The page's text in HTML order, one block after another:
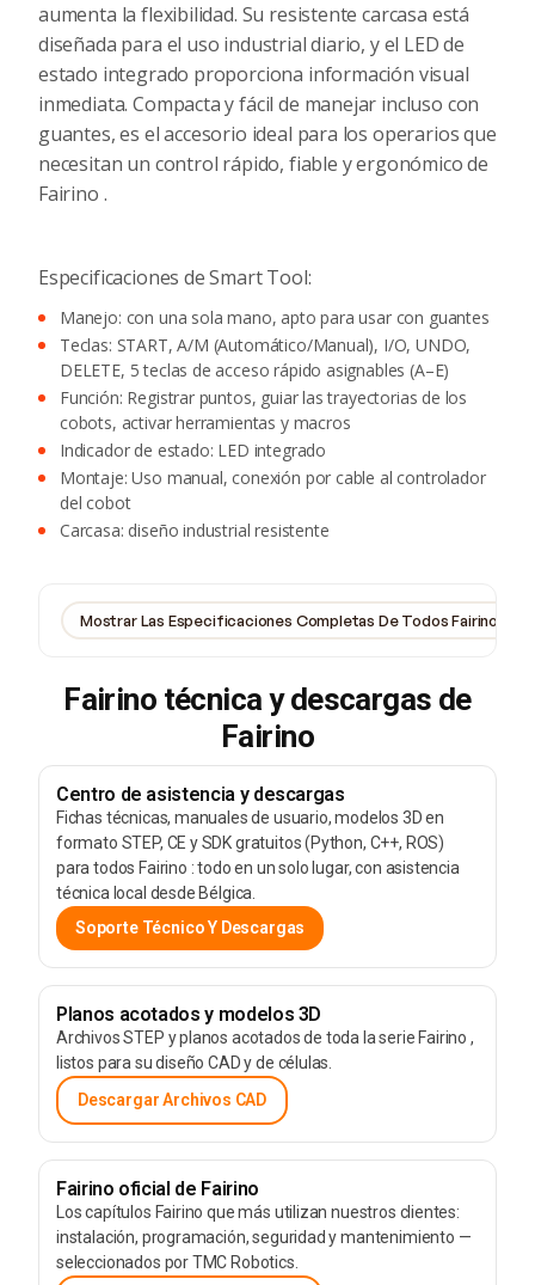
aumenta la flexibilidad. Su resistente carcasa está
diseñada para el uso industrial diario, y el LED de
estado integrado proporciona información visual
inmediata. Compacta y fácil de manejar incluso con
guantes, es el accesorio ideal para los operarios que
necesitan un control rápido, fiable y ergonómico de
Fairino .
Especificaciones de Smart Tool:
Manejo: con una sola mano, apto para usar con guantes
Teclas: START, A/M (Automático/Manual), I/O, UNDO,
DELETE, 5 teclas de acceso rápido asignables (A–E)
Función: Registrar puntos, guiar las trayectorias de los
cobots, activar herramientas y macros
Indicador de estado: LED integrado
Montaje: Uso manual, conexión por cable al controlador
del cobot
Carcasa: diseño industrial resistente
Mostrar Las Especificaciones Completas De Todos Fairino
Fairino técnica y descargas de
Fairino
Centro de asistencia y descargas
Fichas técnicas, manuales de usuario, modelos 3D en
formato STEP, CE y SDK gratuitos (Python, C++, ROS)
para todos Fairino : todo en un solo lugar, con asistencia
técnica local desde Bélgica.
Soporte Técnico Y Descargas
Planos acotados y modelos 3D
Archivos STEP y planos acotados de toda la serie Fairino ,
listos para su diseño CAD y de células.
Descargar Archivos CAD
Fairino oficial de Fairino
Los capítulos Fairino que más utilizan nuestros clientes:
instalación, programación, seguridad y mantenimiento —
seleccionados por TMC Robotics.